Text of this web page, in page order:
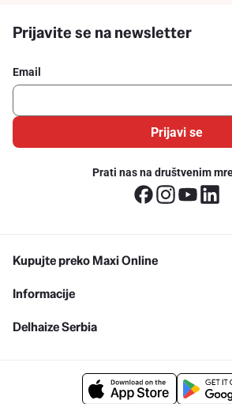
Prijavite se na newsletter
Email
Prijavi se
Prati nas na društvenim
Kupujte preko Maxi Online
Informacije
Delhaize Serbia